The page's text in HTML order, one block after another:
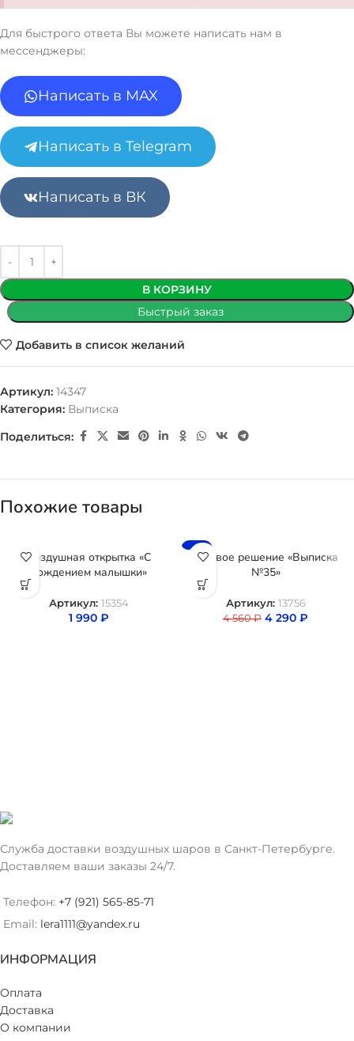
Для быстрого ответа Вы можете написать нам в
мессенджеры:
Написать в MAX
Написать в Telegram
Написать в ВК
В КОРЗИНУ
Быстрый заказ
Добавить в список желаний
Артикул: 14347
Категория: Выписка
Поделиться:
Похожие товары
Воздушная открытка «С
Рождением малышки»
Артикул: 15354
1 990 ₽
-6%
Готовое решение «Выписка
№35»
Артикул: 13756
4 560₽ 4 290 ₽
Служба доставки воздушных шаров в Санкт-Петербурге.
Доставляем ваши заказы 24/7.
Телефон: +7 (921) 565-85-71
Email: lera1111@yandex.ru
ИНФОРМАЦИЯ
Оплата
Доставка
О компании